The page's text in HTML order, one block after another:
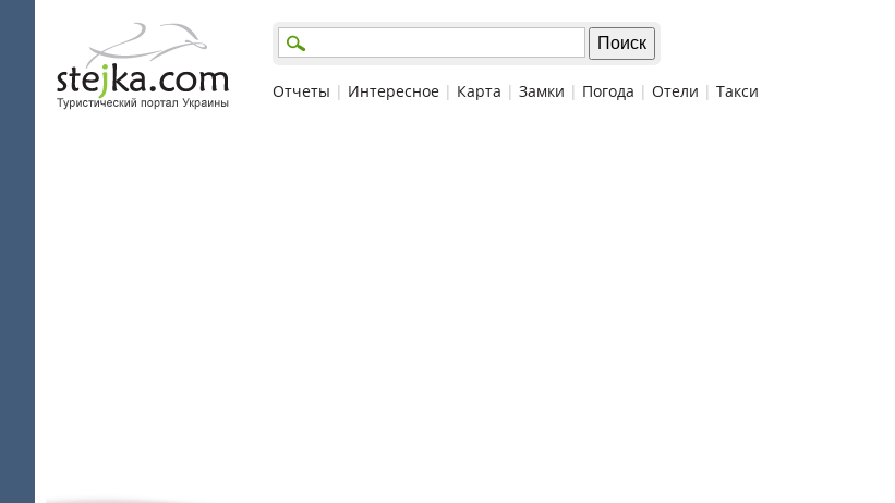
Отчеты | Интересное | Карта | Замки | Погода | Отели | Такси